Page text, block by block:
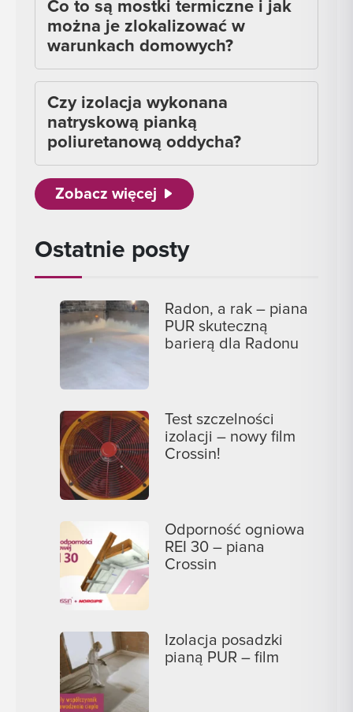
Co to są mostki termiczne i jak
można je zlokalizować w
warunkach domowych?
Czy izolacja wykonana
natryskową pianką
poliuretanową oddycha?
Zobacz więcej
Ostatnie posty
Radon, a rak – piana
PUR skuteczną
barierą dla Radonu
Test szczelności
izolacji – nowy film
Crossin!
Odporność ogniowa
REI 30 – piana
Crossin
Izolacja posadzki
pianą PUR – film